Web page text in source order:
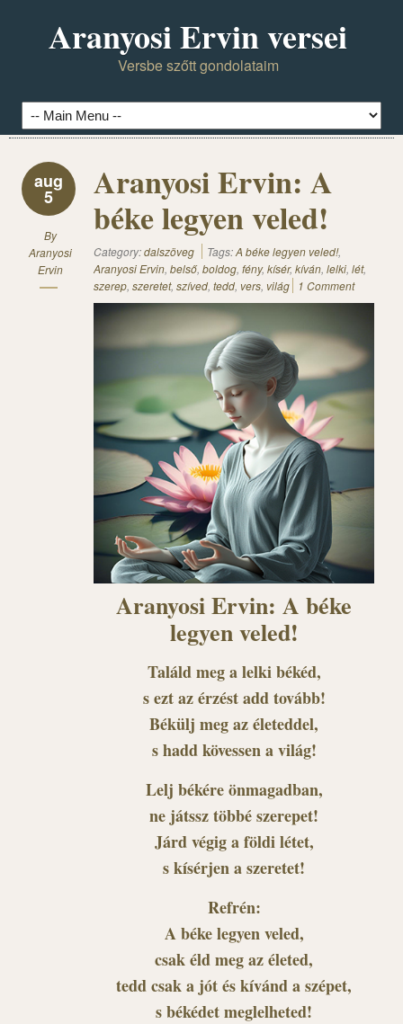
Aranyosi Ervin versei
Versbe szőtt gondolataim
aug
5
By
Aranyosi
Ervin
Aranyosi Ervin: A
béke legyen veled!
Category:dalszöveg Tags:A béke legyen veled!,
Aranyosi Ervin, belső, boldog, fény, kísér, kíván, lelki, lét,
szerep, szeretet, szíved, tedd, vers, világ 1 Comment
Aranyosi Ervin: A béke
legyen veled!
Találd meg a lelki békéd,
s ezt az érzést add tovább!
Békülj meg az életeddel,
s hadd kövessen a világ!
Lelj békére önmagadban,
ne játssz többé szerepet!
Járd végig a földi létet,
s kísérjen a szeretet!
Refrén:
A béke legyen veled,
csak éld meg az életed,
tedd csak a jót és kívánd a szépet,
s békédet meglelheted!